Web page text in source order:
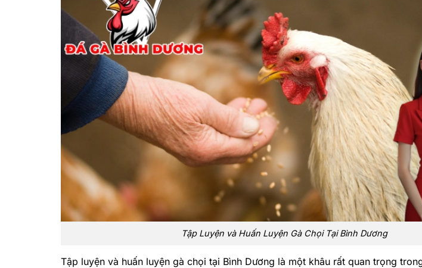
Tập Luyện và Huấn Luyện Gà Chọi Tại Bình Dương
Tập luyện và huấn luyện gà chọi tại Bình Dương là một khâu rất quan trọng